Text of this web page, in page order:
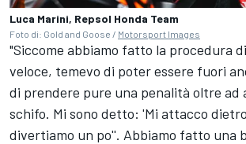
Luca Marini, Repsol Honda Team
Foto di: Gold and Goose / Motorsport Images
"Siccome abbiamo fatto la procedura
veloce, temevo di poter essere fuori
di prendere pure una penalità oltre ad
schifo. Mi sono detto: 'Mi attacco
divertiamo un po''. Abbiamo fatto una